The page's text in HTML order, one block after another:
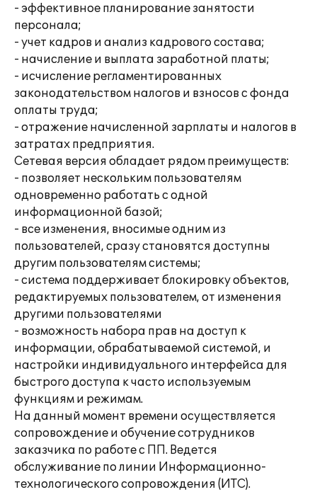
- эффективное планирование занятости
персонала;
- учет кадров и анализ кадрового состава;
- начисление и выплата заработной платы;
- исчисление регламентированных
законодательством налогов и взносов с фонда
оплаты труда;
- отражение начисленной зарплаты и налогов в
затратах предприятия.
Сетевая версия обладает рядом преимуществ:
- позволяет нескольким пользователям
одновременно работать с одной
информационной базой;
- все изменения, вносимые одним из
пользователей, сразу становятся доступны
другим пользователям системы;
- система поддерживает блокировку объектов,
редактируемых пользователем, от изменения
другими пользователями
- возможность набора прав на доступ к
информации, обрабатываемой системой, и
настройки индивидуального интерфейса для
быстрого доступа к часто используемым
функциям и режимам.
На данный момент времени осуществляется
сопровождение и обучение сотрудников
заказчика по работе с ПП. Ведется
обслуживание по линии Информационно-
технологического сопровождения (ИТС).